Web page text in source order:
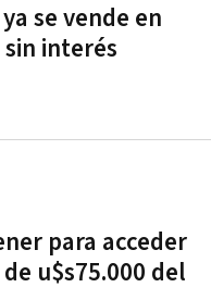
se vende en
interés
para acceder
u$s75.000 del